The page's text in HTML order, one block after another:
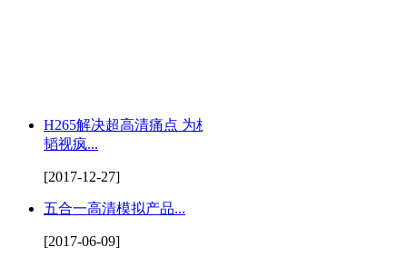
H265解决超高清痛点 为杭州
韬视疯...
[2017-12-27]
五合一高清模拟产品...
[2017-06-09]